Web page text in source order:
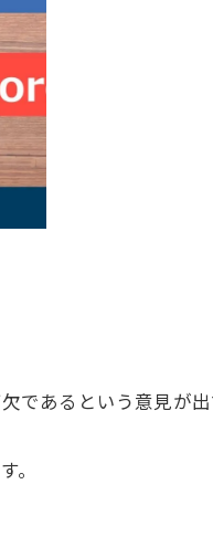
あるという意見が出
。